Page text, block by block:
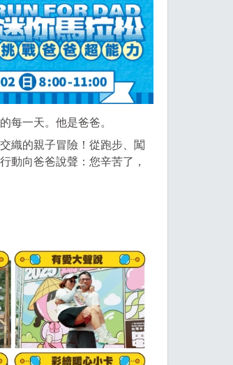
每一天。他是爸爸。
織的親子冒險！從跑步、闖
動向爸爸說聲：您辛苦了，